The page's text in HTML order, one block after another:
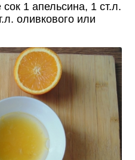
1 апельсина, 1 ст.л.
оливкового или